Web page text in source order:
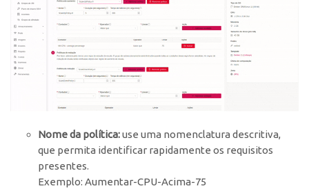
Nome da política:use uma nomenclatura descritiva,
que permita identificar rapidamente os requisitos
presentes.
Exemplo: Aumentar-CPU-Acima-75